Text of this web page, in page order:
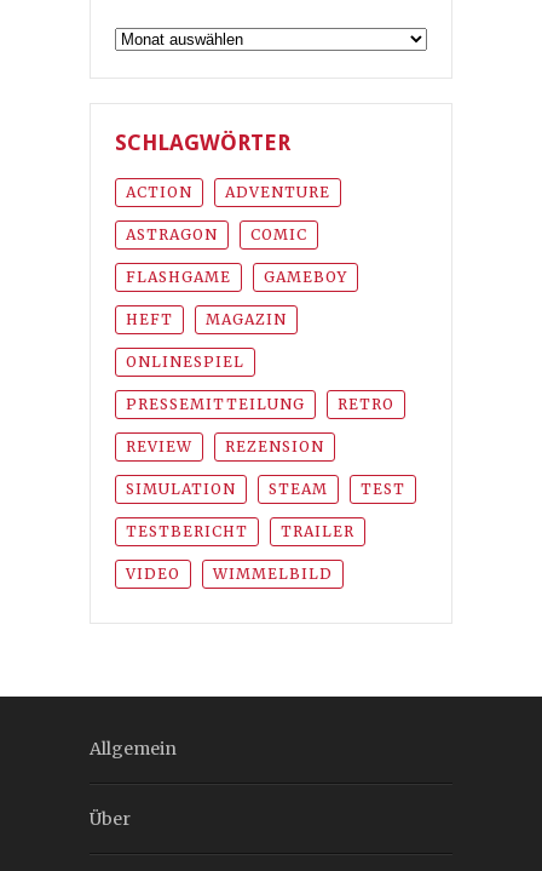
Archiv
SCHLAGWÖRTER
ACTION ADVENTURE
ASTRAGON COMIC
FLASHGAME GAMEBOY
HEFT MAGAZIN
ONLINESPIEL
PRESSEMITTEILUNG RETRO
REVIEW REZENSION
SIMULATION STEAM TEST
TESTBERICHT TRAILER
VIDEO WIMMELBILD
Allgemein
Über